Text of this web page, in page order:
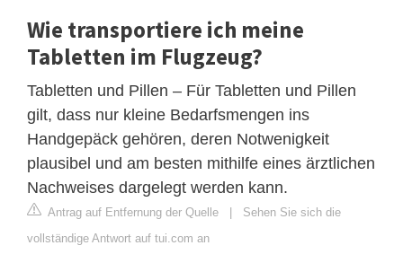
Wie transportiere ich meine
Tabletten im Flugzeug?
Tabletten und Pillen – Für Tabletten und Pillen
gilt, dass nur kleine Bedarfsmengen ins
Handgepäck gehören, deren Notwenigkeit
plausibel und am besten mithilfe eines ärztlichen
Nachweises dargelegt werden kann.
Antrag auf Entfernung der Quelle | Sehen Sie sich die
vollständige Antwort auf tui.com an